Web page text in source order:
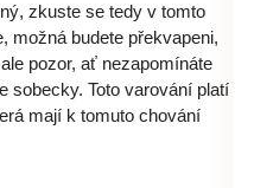
zkuste se tedy v tomto
možná budete překvapeni,
pozor, ať nezapomínáte
sobecky. Toto varování platí
mají k tomuto chování